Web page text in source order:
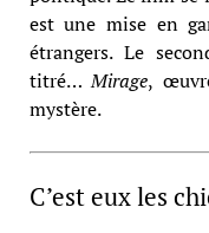
est une mise en
étrangers. Le
titré…Mirage,
mystère.
C’est eux les